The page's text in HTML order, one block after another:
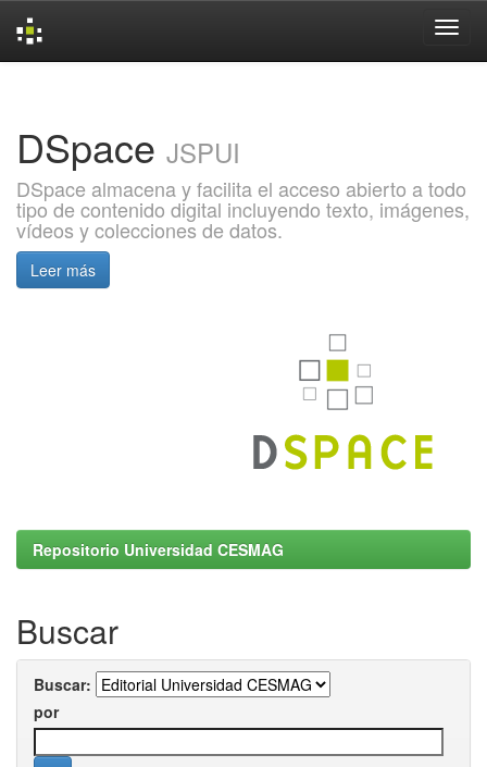
DSpace JSPUI
DSpace almacena y facilita el acceso abierto a todo
tipo de contenido digital incluyendo texto, imágenes,
vídeos y colecciones de datos.
Leer más
Repositorio Universidad CESMAG
Buscar
Buscar:
por